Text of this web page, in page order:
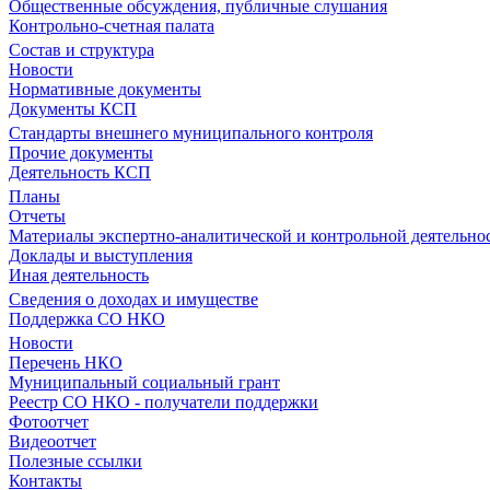
Общественные обсуждения, публичные слушания
Контрольно-счетная палата
Состав и структура
Новости
Нормативные документы
Документы КСП
Стандарты внешнего муниципального контроля
Прочие документы
Деятельность КСП
Планы
Отчеты
Материалы экспертно-аналитической и контрольной
Доклады и выступления
Иная деятельность
Сведения о доходах и имуществе
Поддержка СО НКО
Новости
Перечень НКО
Муниципальный социальный грант
Реестр СО НКО - получатели поддержки
Фотоотчет
Видеоотчет
Полезные ссылки
Контакты